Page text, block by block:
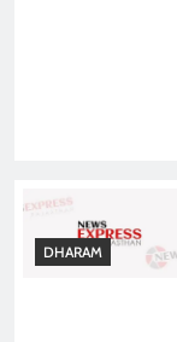
DHARAM